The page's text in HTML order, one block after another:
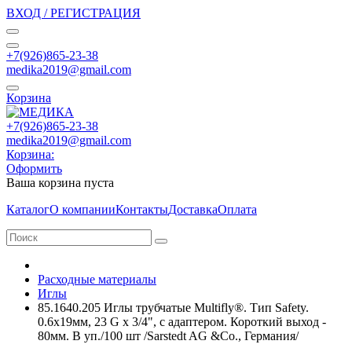
ВХОД / РЕГИСТРАЦИЯ
+7(926)865-23-38
medika2019@gmail.com
Корзина
+7(926)865-23-38
medika2019@gmail.com
Корзина:
Оформить
Ваша корзина пуста
КаталогО компанииКонтактыДоставкаОплата
Расходные материалы
Иглы
85.1640.205 Иглы трубчатые Multifly®. Тип Safety.
0.6х19мм, 23 G x 3/4", с адаптером. Короткий выход -
80мм. В уп./100 шт /Sarstedt AG &Co., Германия/